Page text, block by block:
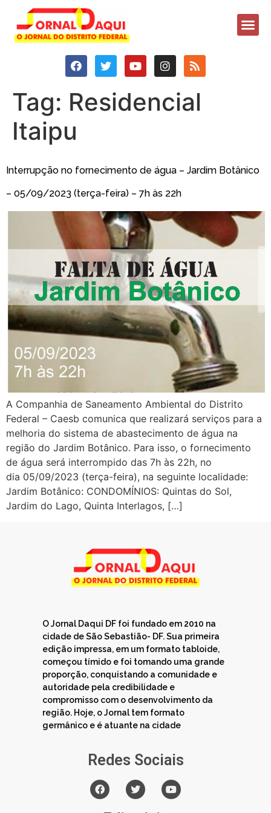
Tag: Residencial
Itaipu
Interrupção no fornecimento de água – Jardim Botânico
– 05/09/2023 (terça-feira) – 7h às 22h
A Companhia de Saneamento Ambiental do Distrito
Federal – Caesb comunica que realizará serviços para a
melhoria do sistema de abastecimento de água na
região do Jardim Botânico. Para isso, o fornecimento
de água será interrompido das 7h às 22h, no
dia 05/09/2023 (terça-feira), na seguinte localidade:
Jardim Botânico: CONDOMÍNIOS: Quintas do Sol,
Jardim do Lago, Quinta Interlagos, […]
O Jornal Daqui DF foi fundado em 2010 na
cidade de São Sebastião- DF. Sua primeira
edição impressa, em um formato tabloide,
começou tímido e foi tomando uma grande
proporção, conquistando a comunidade e
autoridade pela credibilidade e
compromisso com o desenvolvimento da
região. Hoje, o Jornal tem formato
germânico e é atuante na cidade
Redes Sociais